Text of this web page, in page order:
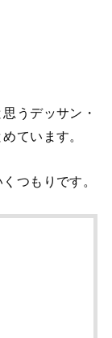
うデッサン・
ています。
つもりです。